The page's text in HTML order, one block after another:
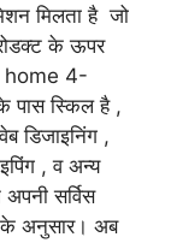
मिलता है जो
के ऊपर
home 4-
पास स्किल है ,
डिजाइनिंग ,
, व अन्य
सर्विस
के अनुसार। अब